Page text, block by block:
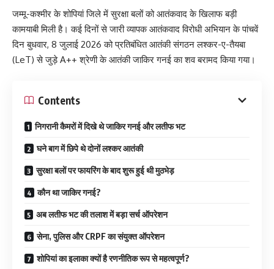
जम्मू-कश्मीर के शोपियां जिले में सुरक्षा बलों को आतंकवाद के खिलाफ बड़ी
कामयाबी मिली है। कई दिनों से जारी व्यापक आतंकवाद विरोधी अभियान के पांचवें
दिन बुधवार, 8 जुलाई 2026 को प्रतिबंधित आतंकी संगठन लश्कर-ए-तैयबा
(LeT) से जुड़े A++ श्रेणी के आतंकी जाकिर गनई का शव बरामद किया गया।
Contents
निगरानी कैमरों में दिखे थे जाकिर गनई और लतीफ भट
घने बाग में छिपे थे दोनों लश्कर आतंकी
सुरक्षा बलों पर फायरिंग के बाद शुरू हुई थी मुठभेड़
कौन था जाकिर गनई?
अब लतीफ भट की तलाश में बड़ा सर्च ऑपरेशन
सेना, पुलिस और CRPF का संयुक्त ऑपरेशन
शोपियां का इलाका क्यों है रणनीतिक रूप से महत्वपूर्ण?